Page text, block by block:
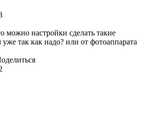
можно настройки сделать такие
так как надо? или от фотоаппарата